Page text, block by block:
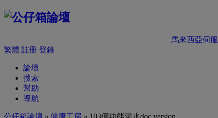
馬來西亞伺
繁體 註冊 登錄
論壇
搜索
幫助
導航
公仔箱論壇 » 健康工房 » 103個功能湯水doc version